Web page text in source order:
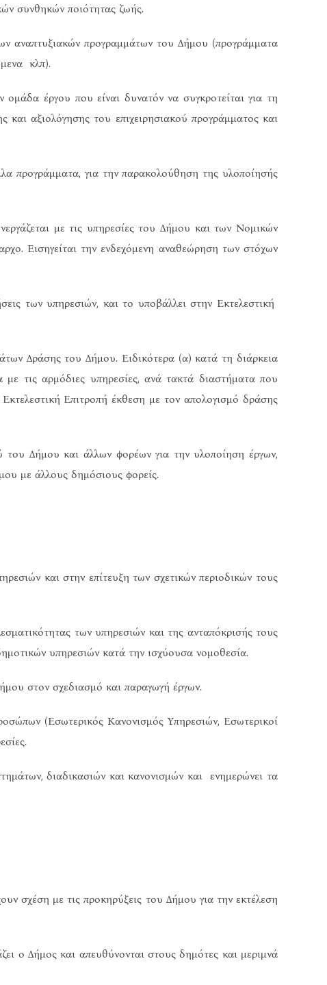
συνθηκών ποιότητας ζωής.
αναπτυξιακών προγραμμάτων του Δήμου (προγράμματα
κλπ).
έργου που είναι δυνατόν να συγκροτείται για τη
αξιολόγησης του επιχειρησιακού προγράμματος και
προγράμματα, για την παρακολούθηση της υλοποίησής
με τις υπηρεσίες του Δήμου και των Νομικών
Εισηγείται την ενδεχόμενη αναθεώρηση των στόχων
των υπηρεσιών, και το υποβάλλει στην Εκτελεστική
Δράσης του Δήμου. Ειδικότερα (α) κατά τη διάρκεια
τις αρμόδιες υπηρεσίες, ανά τακτά διαστήματα που
Επιτροπή έκθεση με τον απολογισμό δράσης
Δήμου και άλλων φορέων για την υλοποίηση έργων,
με άλλους δημόσιους φορείς.
και στην επίτευξη των σχετικών περιοδικών τους
των υπηρεσιών και της ανταπόκρισής τους
υπηρεσιών κατά την ισχύουσα νομοθεσία.
στον σχεδιασμό και παραγωγή έργων.
(Εσωτερικός Κανονισμός Υπηρεσιών, Εσωτερικοί
διαδικασιών και κανονισμών και ενημερώνει τα
σχέση με τις προκηρύξεις του Δήμου για την εκτέλεση
ο Δήμος και απευθύνονται στους δημότες και μεριμνά